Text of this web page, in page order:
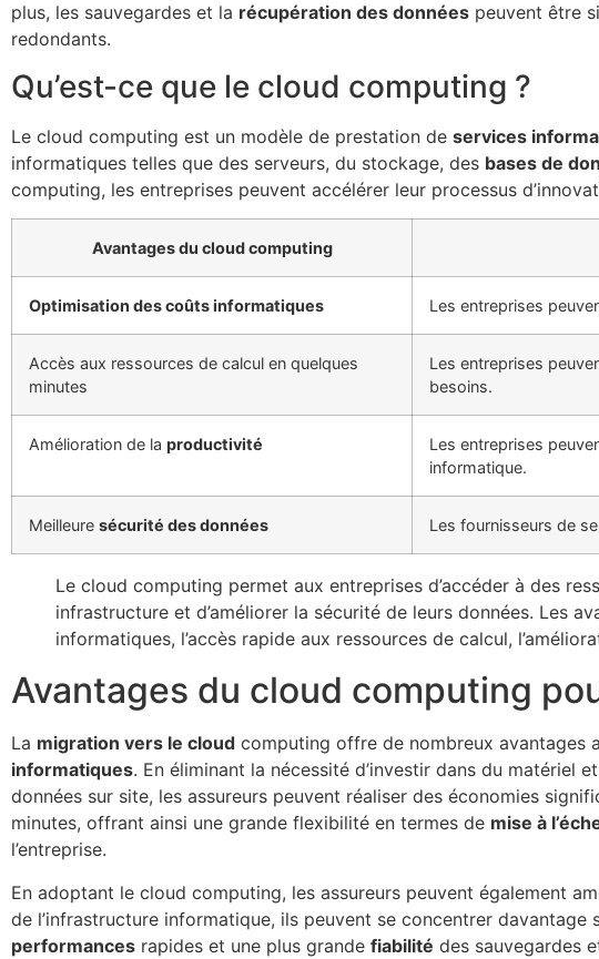
plus, les sauvegardes et la récupération des données peuvent être
redondants.
Qu’est-ce que le cloud computing ?
Le cloud computing est un modèle de prestation de services
informatiques telles que des serveurs, du stockage, des bases de
computing, les entreprises peuvent accélérer leur processus
Avantages du cloud computing
Optimisation des coûts informatiques Les entreprises
Accès aux ressources de calcul en quelques
minutes
Les entreprises
besoins.
Amélioration de la productivité
Les entreprises
informatique.
Meilleure sécurité des données Les fournisseurs de
Le cloud computing permet aux entreprises d’accéder à des
infrastructure et d’améliorer la sécurité de leurs données. Les
informatiques, l’accès rapide aux ressources de calcul,
Avantages du cloud computing
La migration vers le cloud computing offre de nombreux avantages
informatiques. En éliminant la nécessité d’investir dans du
données sur site, les assureurs peuvent réaliser des économies
minutes, offrant ainsi une grande flexibilité en termes de mise à
l’entreprise.
En adoptant le cloud computing, les assureurs peuvent également
de l’infrastructure informatique, ils peuvent se concentrer
performances rapides et une plus grande fiabilité des sauvegardes